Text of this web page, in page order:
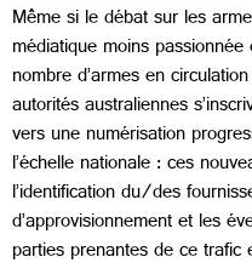
Même si le débat sur les
médiatique moins
nombre d’armes en
autorités australiennes
vers une numérisation
l’échelle nationale : ces
l’identification du/des
d’approvisionnement et les
parties prenantes de ce